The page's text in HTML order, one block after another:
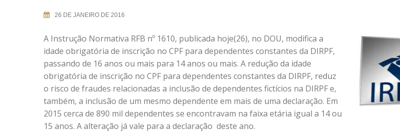
26 DE JANEIRO DE 2016
A Instrução Normativa RFB nº 1610, publicada hoje(26), no DOU, modifica a
idade obrigatória de inscrição no CPF para dependentes constantes da DIRPF,
passando de 16 anos ou mais para 14 anos ou mais. A redução da idade
obrigatória de inscrição no CPF para dependentes constantes da DIRPF, reduz
o risco de fraudes relacionadas a inclusão de dependentes fictícios na DIRPF e,
também, a inclusão de um mesmo dependente em mais de uma declaração. Em
2015 cerca de 890 mil dependentes se encontravam na faixa etária igual a 14 ou
15 anos. A alteração já vale para a declaração deste ano.